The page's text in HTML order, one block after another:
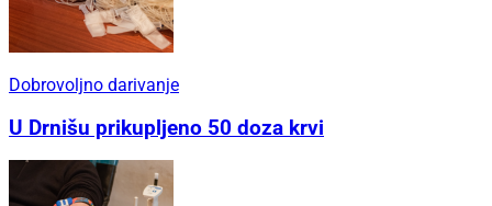
Dobrovoljno darivanje
U Drnišu prikupljeno 50 doza krvi